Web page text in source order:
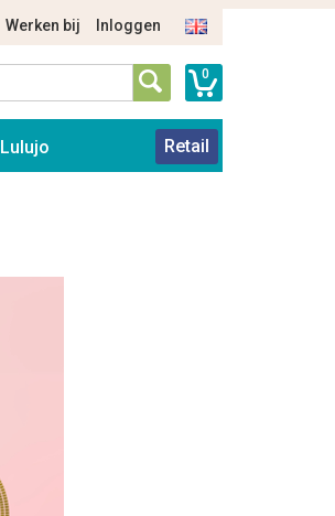
Werken bij Inloggen
0
Lulujo Retail